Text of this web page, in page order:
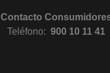
Contacto
Teléfono:900 10 11 41